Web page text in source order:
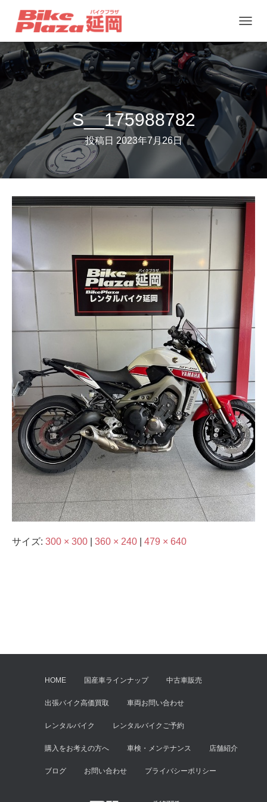
ビ
ー
シ
ョ
ン
を
り
え
S__175988782
投稿日 2023年7月26日
サイズ: 300 × 300 360 × 240 479 × 640
HOME 国産車ラインナップ 中古車販売
出張バイク高価買取 車両お問い合わせ
レンタルバイク レンタルバイクご予約
購入をお考えの方へ 車検・メンテナンス 店舗紹介
ブログ お問い合わせ プライバシーポリシー